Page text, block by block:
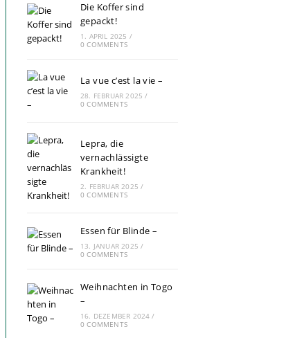
Die Koffer sind
gepackt!
1. APRIL 2025 /
0 COMMENTS
La vue c’est la vie –
28. FEBRUAR 2025 /
0 COMMENTS
Lepra, die
vernachlässigte
Krankheit!
2. FEBRUAR 2025 /
0 COMMENTS
Essen für Blinde –
13. JANUAR 2025 /
0 COMMENTS
Weihnachten in Togo
–
16. DEZEMBER 2024 /
0 COMMENTS